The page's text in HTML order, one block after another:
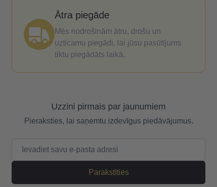
Ātra piegāde
Mēs nodrošinām ātru, drošu un
uzticamu piegādi, lai jūsu pasūtījums
tiktu piegādāts laikā.
Uzzini pirmais par jaunumiem
Pieraksties, lai saņemtu izdevīgus piedāvājumus.
Parakstīties